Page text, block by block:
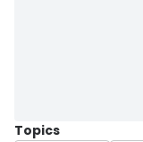
Topics